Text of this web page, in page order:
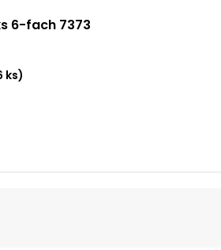
6-fach 7373
ks)